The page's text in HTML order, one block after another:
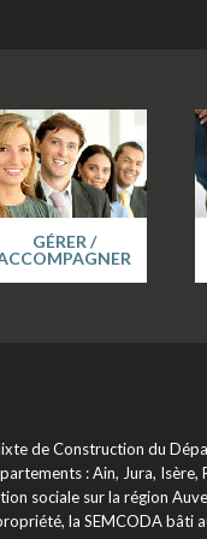
GÉRER /
de Construction du
: Ain, Jura, Isère,
sociale sur la région
la SEMCODA bâti